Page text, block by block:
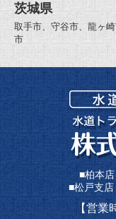
茨城県
取手市、守谷市、龍ヶ
市
■柏本
■松戸支
【営